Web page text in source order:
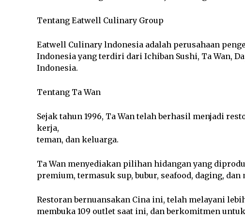
Tentang Eatwell Culinary Group
Eatwell Culinary lndonesia adalah perusahaan
Indonesia yang terdiri dari Ichiban Sushi, Ta Wan,
Indonesia.
Tentang Ta Wan
Sejak tahun 1996, Ta Wan telah berhasil menjadi
kerja,
teman, dan keluarga.
Ta Wan menyediakan pilihan hidangan yang
premium, termasuk sup, bubur, seafood, daging, dan
Restoran bernuansakan Cina ini, telah melayani
membuka 109 outlet saat ini, dan berkomitmen untuk